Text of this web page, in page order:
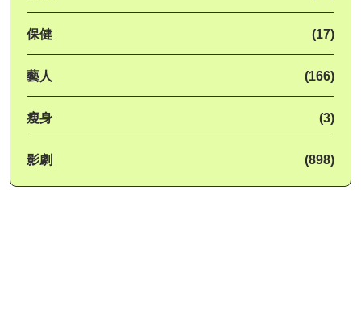
保健 (17)
藝人 (166)
瘦身 (3)
影劇 (898)